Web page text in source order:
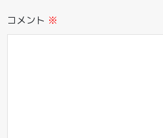
コメント ※